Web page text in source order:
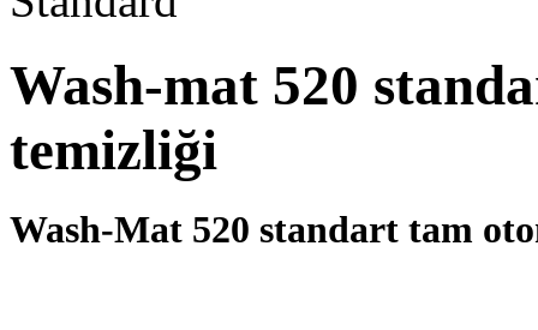
Wash-mat 520
temizliği
Wash-Mat 520 standart tam